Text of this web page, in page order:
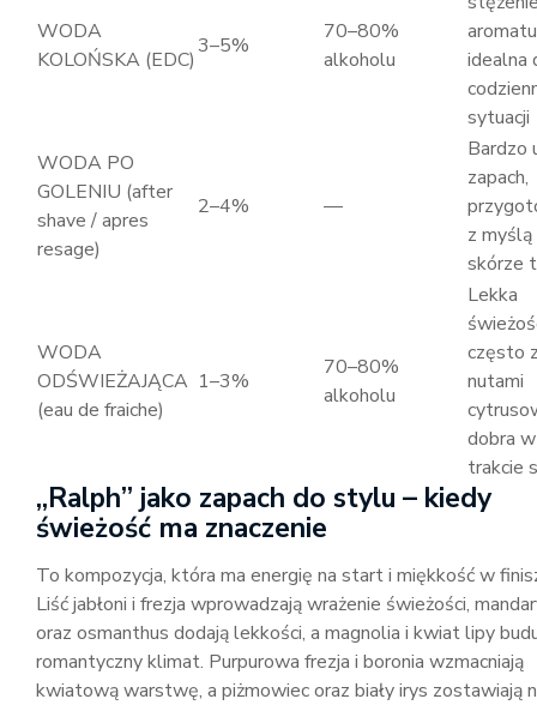
WODA
KOLOŃSKA (EDC)
3–5%
70–80%
alkoholu
idealna
sytuacji
WODA PO
GOLENIU (after
shave / apres
resage)
2–4% —
Bardzo
zapach,
z myślą
skórze
WODA
ODŚWIEŻAJĄCA
(eau de fraiche)
1–3%
70–80%
alkoholu
Lekka
często
nutami
dobra w
trakcie
„Ralph” jako zapach do stylu – kiedy
świeżość ma znaczenie
To kompozycja, która ma energię na start i miękkość w
Liść jabłoni i frezja wprowadzają wrażenie świeżości,
oraz osmanthus dodają lekkości, a magnolia i kwiat lipy
romantyczny klimat. Purpurowa frezja i boronia wzmacniają
kwiatową warstwę, a piżmowiec oraz biały irys zostawiają